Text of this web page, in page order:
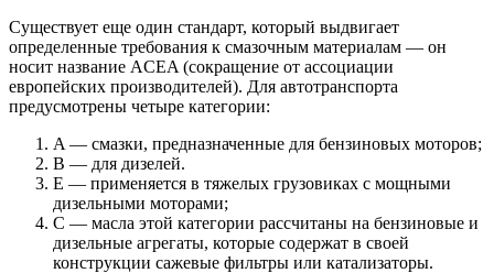
Существует еще один стандарт, который выдвигает
определенные требования к смазочным материалам — он
носит название ACEA (сокращение от ассоциации
европейских производителей). Для автотранспорта
предусмотрены четыре категории:
A — смазки, предназначенные для бензиновых моторов;
B — для дизелей.
E — применяется в тяжелых грузовиках с мощными
дизельными моторами;
C — масла этой категории рассчитаны на бензиновые и
дизельные агрегаты, которые содержат в своей
конструкции сажевые фильтры или катализаторы.